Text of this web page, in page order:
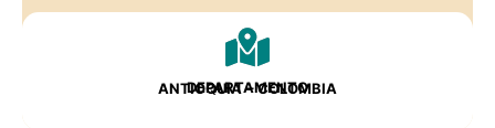
DEPARTAMENTO
ANTIOQUIA – COLOMBIA